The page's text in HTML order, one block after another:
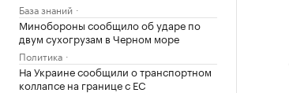
База знаний
Минобороны сообщило об ударе по
двум сухогрузам в Черном море
Политика
На Украине сообщили о транспортном
коллапсе на границе с ЕС